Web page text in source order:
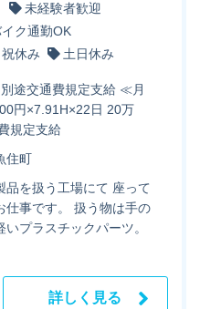
未経験者歓迎
ク通勤OK
休み 土日休み
途交通費規定支給 ≪月
円×7.91H×22日 20万
規定支給
住町
品を扱う工場にて 座って
仕事です。 扱う物は手の
プラスチックパーツ。
詳しく見る